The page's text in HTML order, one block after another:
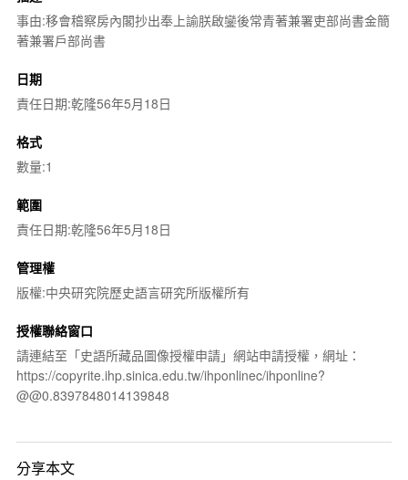
事由:移會稽察房內閣抄出奉上諭朕啟鑾後常青著兼署吏部尚書金簡
著兼署戶部尚書
日期
責任日期:乾隆56年5月18日
格式
數量:1
範圍
責任日期:乾隆56年5月18日
管理權
版權:中央研究院歷史語言研究所版權所有
授權聯絡窗口
請連結至「史語所藏品圖像授權申請」網站申請授權，網址：
https://copyrite.ihp.sinica.edu.tw/ihponlinec/ihponline?
@@0.8397848014139848
分享本文